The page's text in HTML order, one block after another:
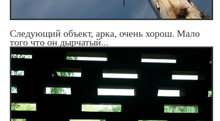
Следующий объект, арка, очень хорош. Мало
того что он дырчатый...